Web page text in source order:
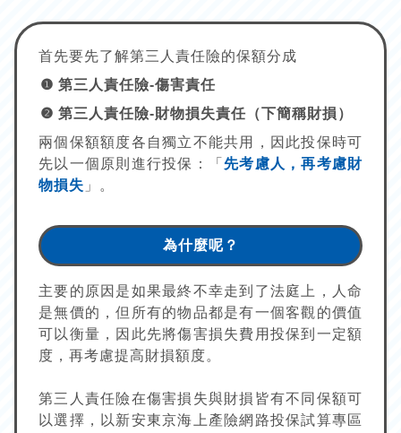
首先要先了解第三人責任險的保額分成
第三人責任險-傷害責任
第三人責任險-財物損失責任（下簡稱財損）
兩個保額額度各自獨立不能共用，因此投保時可
先以一個原則進行投保：「 先考慮人，再考慮財
物損失 」。
為什麼呢？
主要的原因是如果最終不幸走到了法庭上，人命
是無價的，但所有的物品都是有一個客觀的價值
可以衡量，因此先將傷害損失費用投保到一定額
度，再考慮提高財損額度。
第三人責任險在傷害損失與財損皆有不同保額可
以選擇，以新安東京海上產險網路投保試算專區